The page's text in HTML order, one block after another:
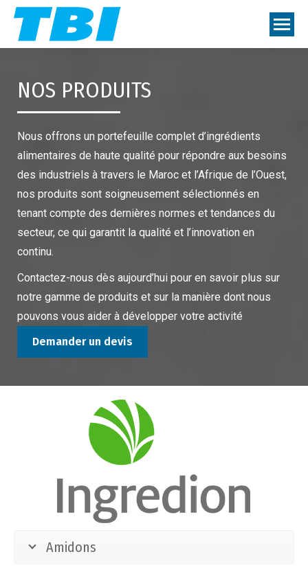
NOS PRODUITS
Nous offrons un portefeuille complet d’ingrédients
alimentaires de haute qualité pour répondre aux besoins
des industriels à travers le Maroc et l’Afrique de l’Ouest,
nos produits sont soigneusement sélectionnés en
tenant compte des dernières normes et tendances du
secteur, ce qui garantit la qualité et l’innovation en
continu.
Contactez-nous dès aujourd’hui pour en savoir plus sur
notre gamme de produits et sur la manière dont nous
pouvons vous aider à développer votre activité
Demander un devis
Amidons